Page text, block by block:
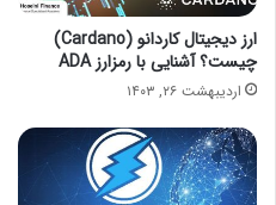
ارز دیجیتال کاردانو (Cardano)
چیست؟ آشنایی با رمزارز ADA
اردیبهشت ۲۶, ۱۴۰۳